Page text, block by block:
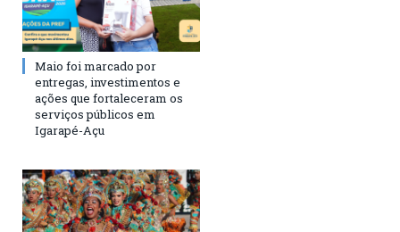
Maio foi marcado por
entregas, investimentos e
ações que fortaleceram os
serviços públicos em
Igarapé-Açu